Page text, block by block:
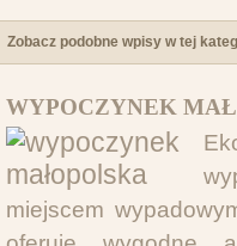
Zobacz podobne wpisy w tej
WYPOCZYNEK
miejscem